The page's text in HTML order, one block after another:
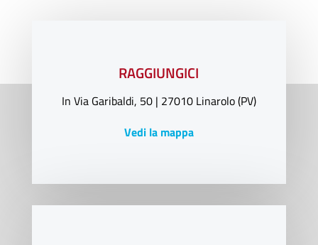
RAGGIUNGICI
In Via Garibaldi, 50 | 27010 Linarolo (PV)
Vedi la mappa